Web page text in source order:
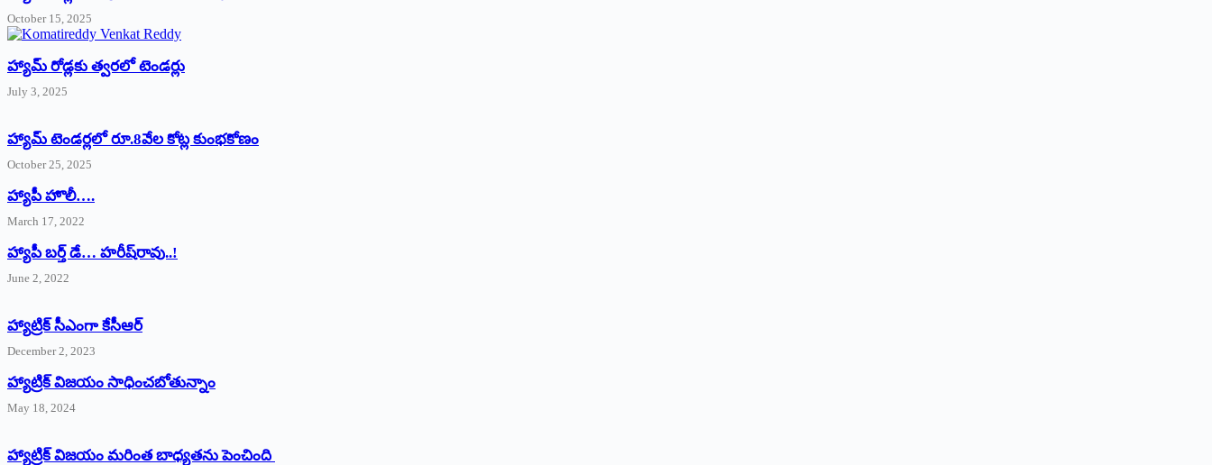
October 15, 2025
హ్యామ్‌ రోడ్లకు త్వరలో టెండర్లు
July 3, 2025
హ్యామ్‌ ‌టెండర్లలో రూ.8వేల కోట్ల కుంభకోణం
October 25, 2025
హ్యాపీ హొలీ….
March 17, 2022
హ్యాపీ బర్త్ ‌డే… హరీష్‌రావు..!
June 2, 2022
హ్యాట్రిక్‌ ‌సీఎంగా కేసీఆర్‌
December 2, 2023
హ్యాట్రిక్‌ విజయం సాధించబోతున్నాం
May 18, 2024
హ్యాట్రిక్ విజయం మరింత బాధ్యతను పెంచింది